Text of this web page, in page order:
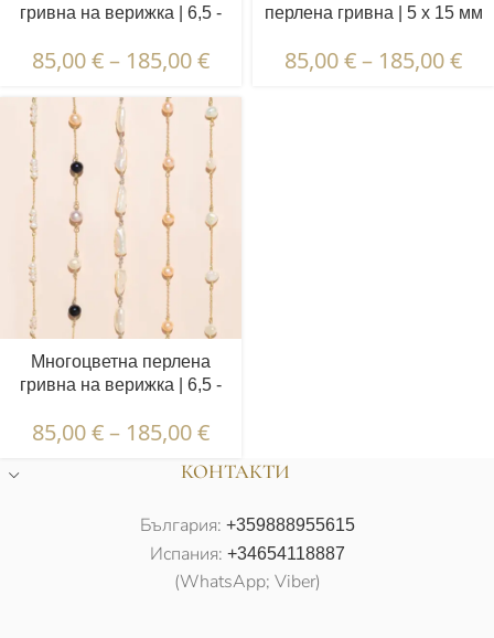
гривна на верижка | 6,5 -
5 бр.
85,00€– 185,00€
перлена гривна | 5 x 15 мм
85,00€– 185,00€
Многоцветна перлена
гривна на верижка | 6,5 -
бр.
85,00€– 185,00€
КОНТАКТИ
България: +359888955615
Испания: +34654118887
(WhatsApp; Viber)